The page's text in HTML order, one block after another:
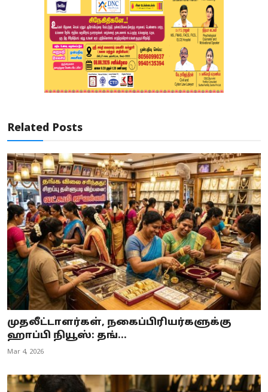
Related Posts
முதலீட்டாளர்கள், நகைப்பிரியர்களுக்கு
ஹாப்பி நியூஸ்: தங்...
Mar 4, 2026